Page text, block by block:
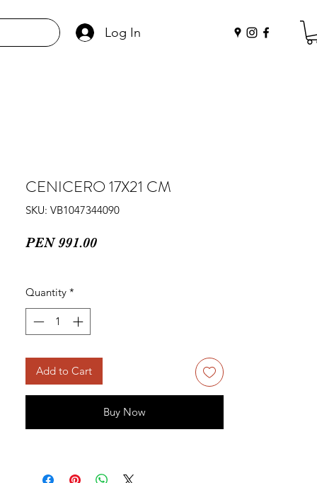
Log In
CENICERO 17X21 CM
SKU: VB1047344090
PEN 991.00Price
Quantity *
Add to Cart
Buy Now